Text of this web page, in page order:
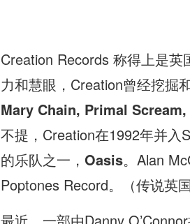
Creation Records 称得上是
力和慧眼，Creation曾经挖掘
Mary Chain, Primal
不提，Creation在1992年并入
的乐队之一， Oasis。Alan
Poptones Record。（传说英